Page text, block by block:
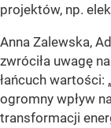
projektów, np.
Anna Zalewska,
zwróciła uwagę
łańcuch wartości:
ogromny wpływ
transformacji